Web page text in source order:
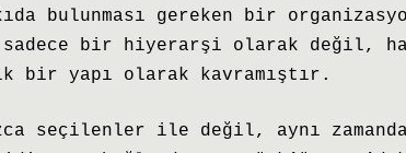
bulunması gereken bir
sadece bir hiyerarşi olarak değil,
bir yapı olarak kavramıştır.
seçilenler ile değil, aynı